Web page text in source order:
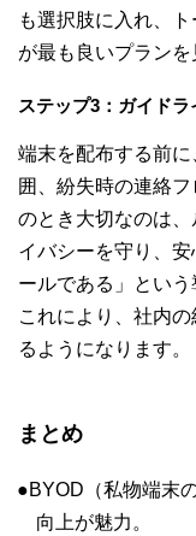
も選択肢に入れ、
が最も良いプランを
ステップ3：ガイド
端末を配布する前
囲、紛失時の連絡
のとき大切なのは
イバシーを守り、
ールである」という
これにより、社内
るようになります。
まとめ
BYOD（私物端末
向上が魅力。